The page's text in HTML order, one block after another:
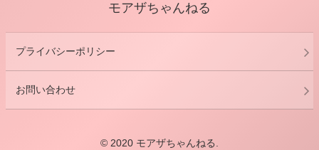
モアザちゃんねる
プライバシーポリシー
お問い合わせ
© 2020 モアザちゃんねる.